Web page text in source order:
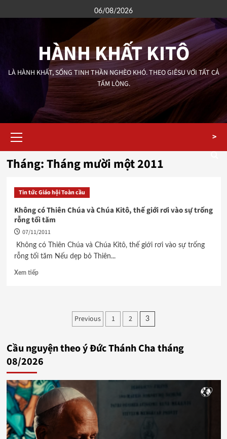
to
06/08/2026
HÀNH KHẤT KITÔ
LÀ HÀNH KHẤT, SỐNG TINH THẦN NGHÈO KHÓ. THEO GIÊSU VỚI TẤT CẢ
TẤM LÒNG.
Menu
>
Tháng:Tháng mười một 2011
Tin tức Giáo hội Toàn cầu
Không có Thiên Chúa và Chúa Kitô, thế giới rơi vào sự trống
rỗng tối tăm
07/11/2011
Không có Thiên Chúa và Chúa Kitô, thế giới rơi vào sự trống
rỗng tối tăm Nếu dẹp bỏ Thiên...
Xem tiếp
Phân
trang
bài
viết
Previous 1 2 3
Cầu nguyện theo ý Đức Thánh Cha tháng
08/2026